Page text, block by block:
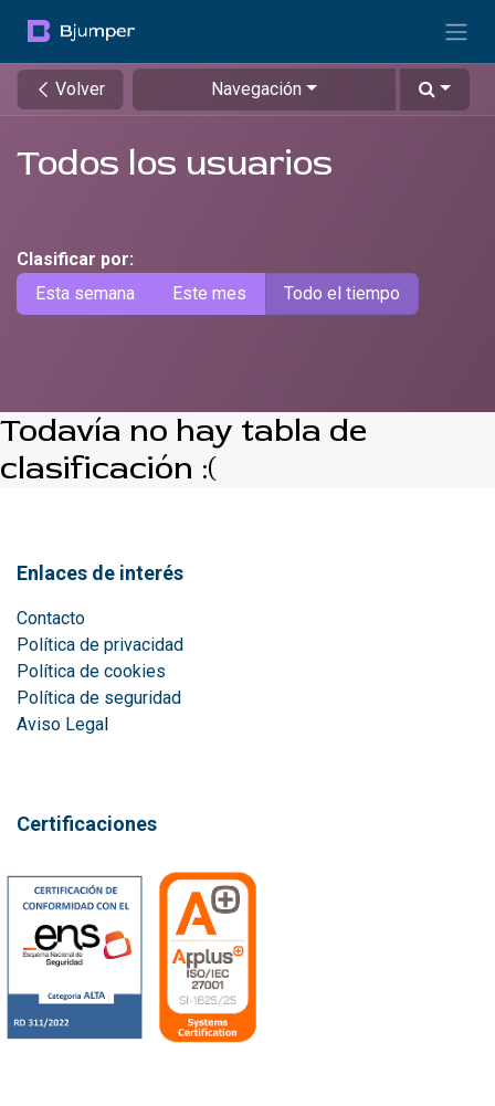
Volver Navegación
Todos los usuarios
Clasificar por:
Esta semana
Este mes Todo el tiempo
Todavía no hay tabla de
clasificación :(
Enlaces de interés
Contacto
Política de privacidad
Política de cookies
Política de seguridad
Aviso Legal
Certificaciones